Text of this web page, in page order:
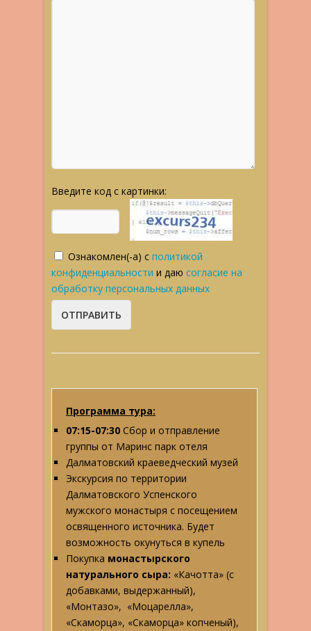
Введите код с картинки:
Ознакомлен(-а) с политикой
конфиденциальности и даю согласие на
обработку персональных данных
Программа тура:
07:15-07:30 Сбор и отправление
группы от Маринс парк отеля
Далматовский краеведческий музей
Экскурсия по территории
Далматовского Успенского
мужского монастыря с посещением
освященного источника. Будет
возможность окунуться в купель
Покупка монастырского
натурального сыра: «Качотта» (с
добавками, выдержанный),
«Монтазо», «Моцарелла»,
«Скаморца», «Скаморца» копченый),